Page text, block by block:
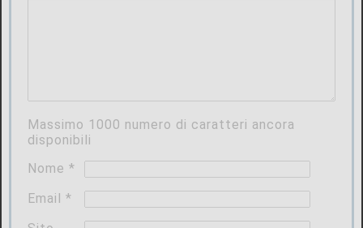
Massimo 1000 numero di caratteri ancora
disponibili
Nome*
Email*